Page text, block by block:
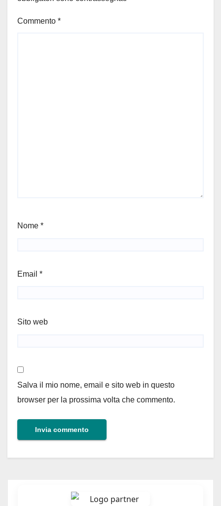
Commento *
Nome *
Email *
Sito web
Salva il mio nome, email e sito web in questo
browser per la prossima volta che commento.